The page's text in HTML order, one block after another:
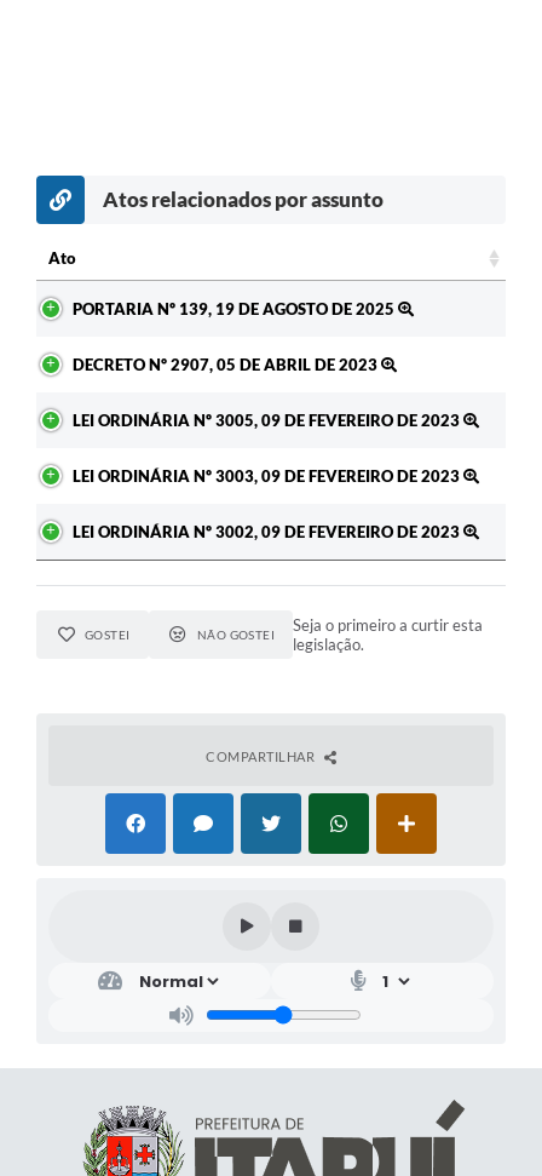
Atos relacionados por assunto
Ato
PORTARIA Nº 139, 19 DE AGOSTO DE 2025
DECRETO Nº 2907, 05 DE ABRIL DE 2023
LEI ORDINÁRIA Nº 3005, 09 DE FEVEREIRO DE 2023
LEI ORDINÁRIA Nº 3003, 09 DE FEVEREIRO DE 2023
LEI ORDINÁRIA Nº 3002, 09 DE FEVEREIRO DE 2023
GOSTEI NÃO GOSTEI
Seja o primeiro a curtir esta
legislação.
COMPARTILHAR